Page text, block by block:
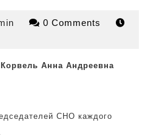
admin 0 Comments
Корвель Анна Андреевна
СНО каждого